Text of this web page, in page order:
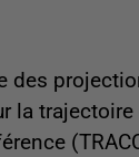
des
la trajectoire